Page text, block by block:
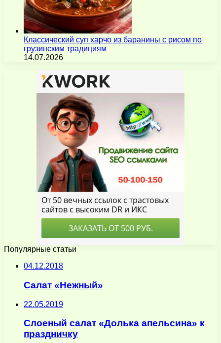
Классический суп харчо из баранины с рисом по
грузинским традициям
14.07.2026
Популярные статьи
04.12.2018
Салат «Нежный»
22.05.2019
Слоеный салат «Долька апельсина» к
праздничку